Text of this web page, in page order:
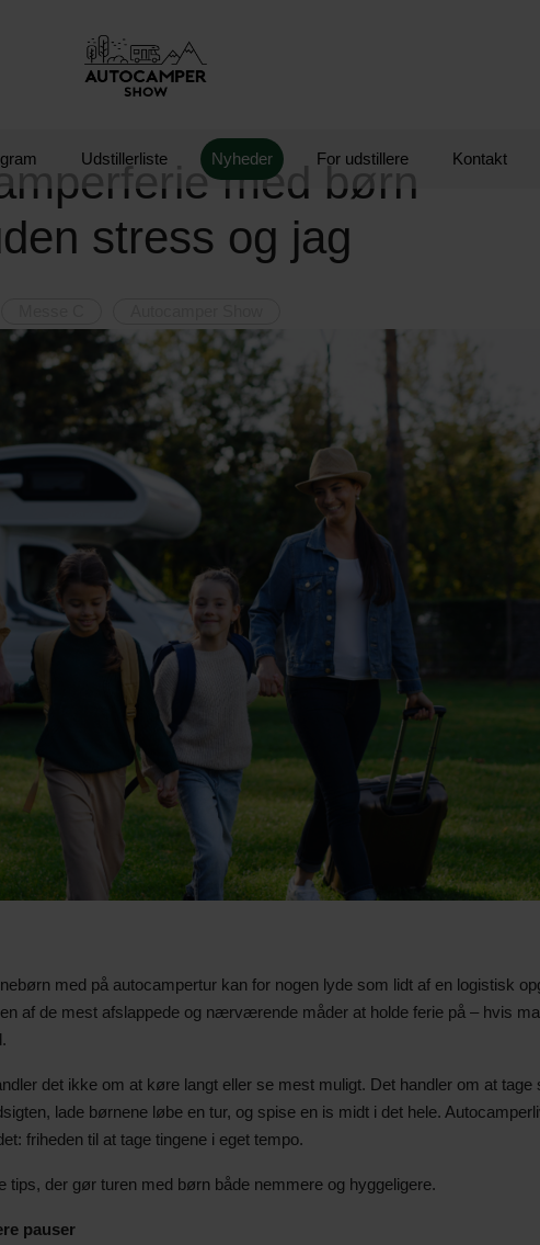
Udstillerliste Nyheder For udstillere Kontakt
med børn
stress og jag
med på autocampertur kan for nogen lyde som lidt af en logistisk
af de mest afslappede og nærværende måder at holde ferie på – hvis
det ikke om at køre langt eller se mest muligt. Det handler om at tage
lade børnene løbe en tur, og spise en is midt i det hele.
friheden til at tage tingene i eget tempo.
tips, der gør turen med børn både nemmere og hyggeligere.
pauser